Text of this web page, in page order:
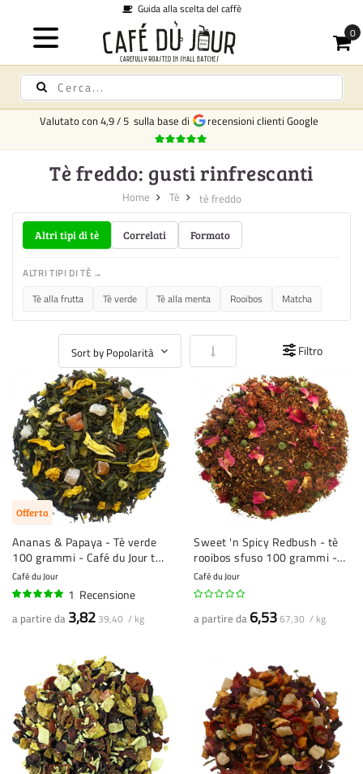
Guida alla scelta del caffè
Valutato con4,9/5 sulla base di recensioni clienti Google
Tè freddo: gusti rinfrescanti
Home Tè tè freddo
Altri tipi di tè Correlati Formato
ALTRI TIPI DI TÈ →
Tè alla frutta Tè verde Tè alla menta Rooibos Matcha
Imposta la direzione crescente
Filtro
Offerta
Ananas & Papaya - Tè verde
100 grammi - Café du Jour tè
sfuso
Café du Jour
1 Recensione
a partire da 3,82 39,40 / kg
Sweet 'n Spicy Redbush - tè
rooibos sfuso 100 grammi -
Café du Jour
Café du Jour
a partire da 6,5367,30 / kg